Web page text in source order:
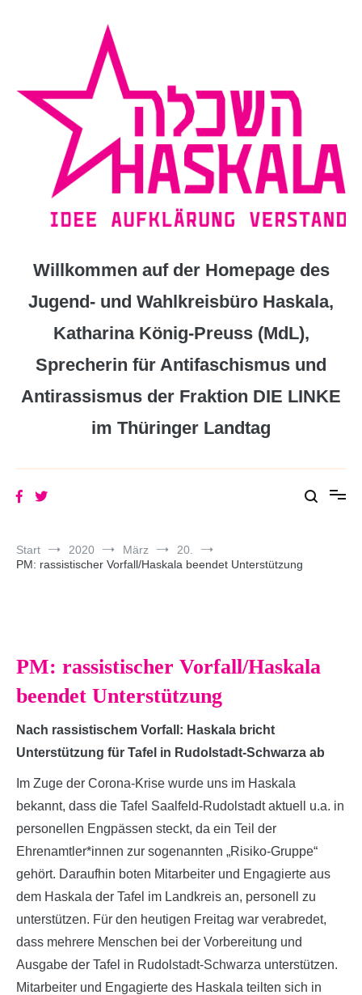
Willkommen auf der Homepage des
Jugend- und Wahlkreisbüro Haskala,
Katharina König-Preuss (MdL),
Sprecherin für Antifaschismus und
Antirassismus der Fraktion DIE LINKE
im Thüringer Landtag
Start 2020 März
20.
PM: rassistischer Vorfall/Haskala beendet Unterstützung
PM: rassistischer Vorfall/Haskala
beendet Unterstützung
Nach rassistischem Vorfall: Haskala bricht
Unterstützung für Tafel in Rudolstadt-Schwarza ab
Im Zuge der Corona-Krise wurde uns im Haskala
bekannt, dass die Tafel Saalfeld-Rudolstadt aktuell u.a. in
personellen Engpässen steckt, da ein Teil der
Ehrenamtler*innen zur sogenannten „Risiko-Gruppe“
gehört. Daraufhin boten Mitarbeiter und Engagierte aus
dem Haskala der Tafel im Landkreis an, personell zu
unterstützen. Für den heutigen Freitag war verabredet,
dass mehrere Menschen bei der Vorbereitung und
Ausgabe der Tafel in Rudolstadt-Schwarza unterstützen.
Mitarbeiter und Engagierte des Haskala teilten sich in